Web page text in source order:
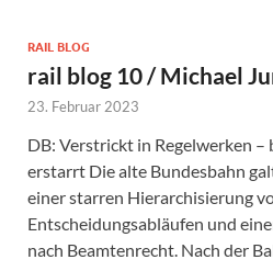
RAIL BLOG
rail blog 10 / Michael
23. Februar 2023
DB: Verstrickt in Regelwerken
erstarrt Die alte Bundesbahn
einer starren Hierarchisierung
Entscheidungsabläufen und
nach Beamtenrecht. Nach der